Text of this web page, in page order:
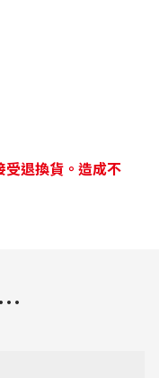
受退換貨。造成不